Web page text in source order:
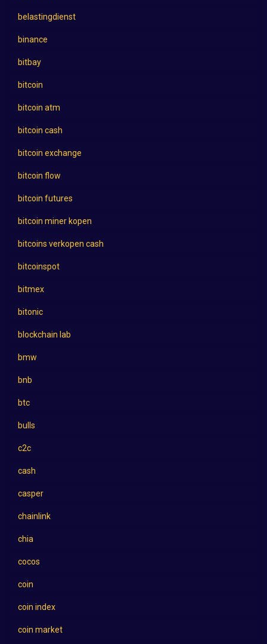
belastingdienst
binance
bitbay
bitcoin
bitcoin atm
bitcoin cash
bitcoin exchange
bitcoin flow
bitcoin futures
bitcoin miner kopen
bitcoins verkopen cash
bitcoinspot
bitmex
bitonic
blockchain lab
bmw
bnb
btc
bulls
c2c
cash
casper
chainlink
chia
cocos
coin
coin index
coin market